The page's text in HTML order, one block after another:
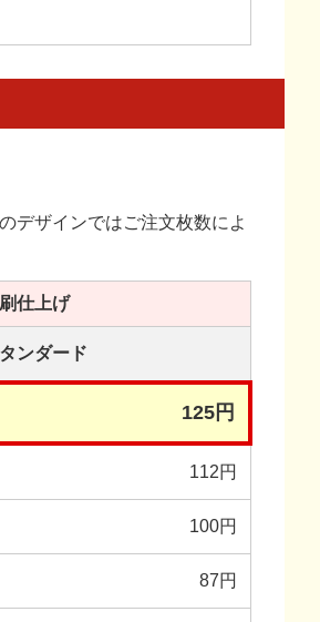
デザインではご注文枚数によ
仕上げ
ンダード
125円
112円
100円
87円